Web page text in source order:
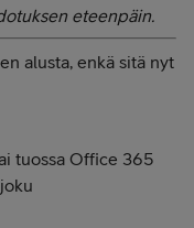
eteenpäin.
alusta, enkä sitä nyt
tuossa Office 365